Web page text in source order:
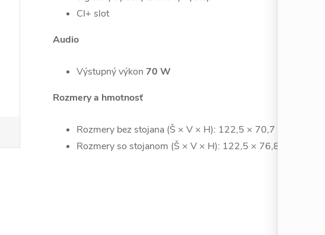
CI+ slot
Audio
Výstupný výkon 70 W
Rozmery a hmotnosť
Rozmery bez stojana (Š × V × H): 122,5 × 70,7 × 2,1 cm
Rozmery so stojanom (Š × V × H): 122,5 × 76,8 × 23,2 cm